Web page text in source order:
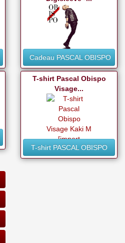
Cadeau PASCAL OBISPO
T-shirt Pascal Obispo
Visage...
T-shirt PASCAL OBISPO